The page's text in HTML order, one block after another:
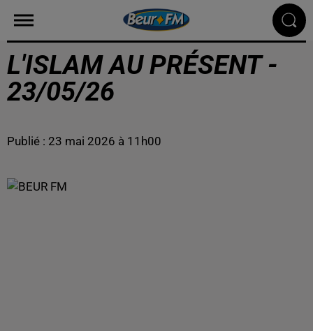
L'ISLAM AU PRÉSENT -
23/05/26
Publié : 23 mai 2026 à 11h00